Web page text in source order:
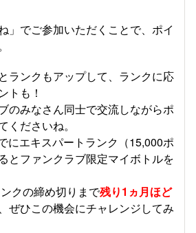
」でご参加いただくことで、ポイ
ランクもアップして、ランクに応
トも！
のみなさん同士で交流しながらポ
くださいね。
にエキスパートランク（15,000ポ
とファンクラブ限定マイボトルを
クの締め切りまで残り1ヵ月ほど
ぜひこの機会にチャレンジしてみ